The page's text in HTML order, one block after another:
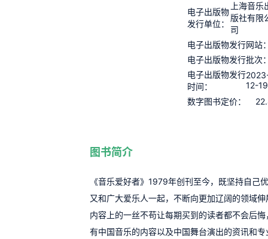
电子出版物
发行单位：
上海音乐
版社有限
司
电子出版物发行网站
电子出版物发行批次
电子出版物发行
时间：
12-19
数字图书定价：
图书简介
《音乐爱好者》1979年创刊至今，既坚持自己
又和广大爱乐人一起，不断向更加辽阔的领域
内容上的一丝不苟让每期买到的读者都不会后
有中国音乐的内容以及中国舞台演出的资讯和